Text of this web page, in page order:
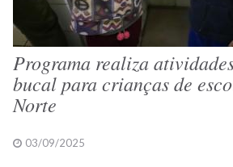
Programa realiza
bucal para crianças de
Norte
03/09/2025